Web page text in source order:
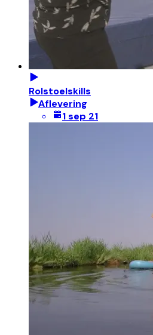
Rolstoelskills
Aflevering
1 sep 21